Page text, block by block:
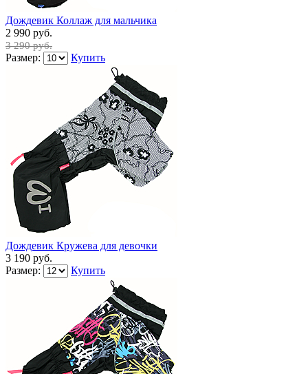
Дождевик Коллаж для мальчика
2 990 руб.
3 290 руб.
Размер: Купить
Дождевик Кружева для девочки
3 190 руб.
Размер:
Купить